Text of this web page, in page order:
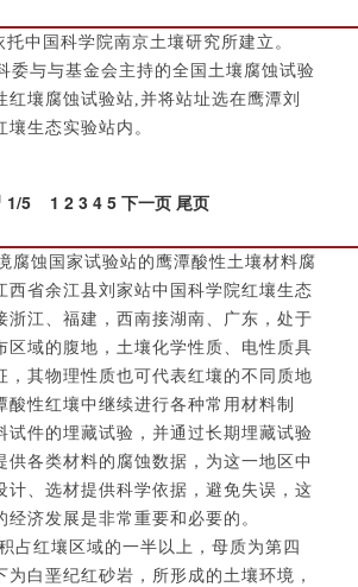
中国科学院南京土壤研究所建立。
委与与基金会主持的全国土壤腐蚀试验
红壤腐蚀试验站,并将站址选在鹰潭刘
生态实验站内。
1/5 1 2 3 4 5 下一页 尾页
蚀国家试验站的鹰潭酸性土壤材料腐
西省余江县刘家站中国科学院红壤生态
浙江、福建，西南接湖南、广东，处于
区域的腹地，土壤化学性质、电性质具
，其物理性质也可代表红壤的不同质地
酸性红壤中继续进行各种常用材料制
试件的埋藏试验，并通过长期埋藏试验
供各类材料的腐蚀数据，为这一地区中
计、选材提供科学依据，避免失误，这
经济发展是非常重要和必要的。
红壤区域的一半以上，母质为第四
为白垩纪红砂岩，所形成的土壤环境，